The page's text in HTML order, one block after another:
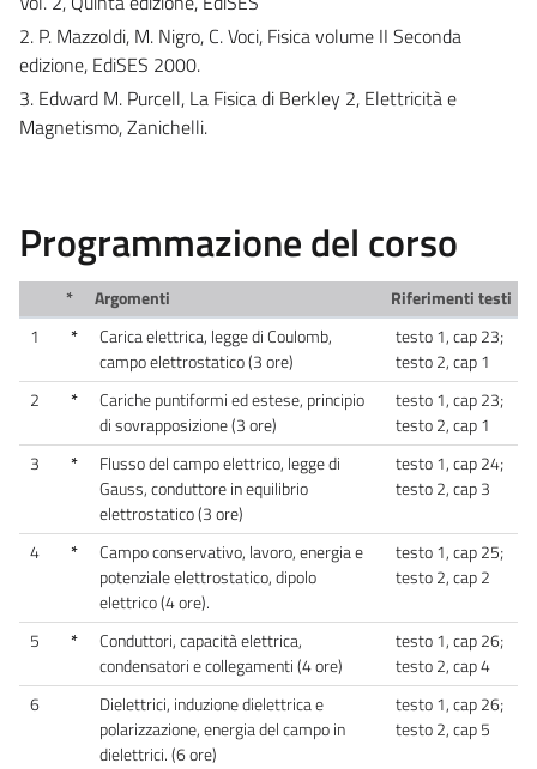
2. P. Mazzoldi, M. Nigro, C. Voci, Fisica volume II Seconda
edizione, EdiSES 2000.
3. Edward M. Purcell, La Fisica di Berkley 2, Elettricità e
Magnetismo, Zanichelli.
Programmazione del corso
* Argomenti
Riferimenti testi
1
*
Carica elettrica, legge di Coulomb,
campo elettrostatico (3 ore)
testo 1, cap 23;
testo 2, cap 1
2
*
Cariche puntiformi ed estese, principio
di sovrapposizione (3 ore)
testo 1, cap 23;
testo 2, cap 1
3
*
Flusso del campo elettrico, legge di
Gauss, conduttore in equilibrio
elettrostatico (3 ore)
testo 1, cap 24;
testo 2, cap 3
4 *
Campo conservativo, lavoro, energia e
potenziale elettrostatico, dipolo
elettrico (4 ore).
testo 1, cap 25;
testo 2, cap 2
5 *
Conduttori, capacità elettrica,
condensatori e collegamenti (4 ore)
testo 1, cap 26;
testo 2, cap 4
6
Dielettrici, induzione dielettrica e
polarizzazione, energia del campo in
dielettrici. (6 ore)
testo 1, cap 26;
testo 2, cap 5